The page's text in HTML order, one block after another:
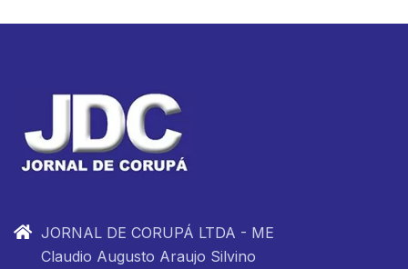
JORNAL DE CORUPÁ LTDA - ME
Claudio Augusto Araujo Silvino